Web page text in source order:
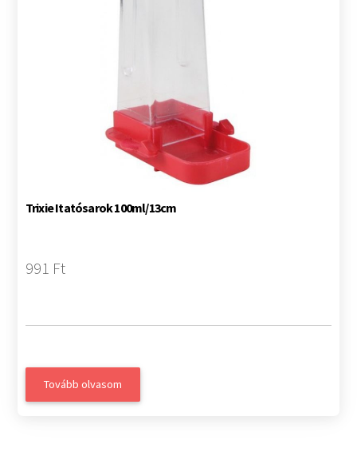
Trixie Itatósarok 100ml/13cm
991 Ft
Tovább olvasom